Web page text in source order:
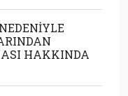
HAKKINDA